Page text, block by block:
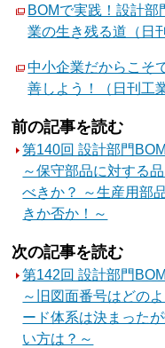
BOMで実践！設計
業の生き残る道（日
中小企業だからこそ
善しよう！（日刊工
前の記事を読む
第140回 設計部門
～保守部品に対する
べきか？ ～生産用部
きか否か！～
次の記事を読む
第142回 設計部門
～旧図面番号はどの
ード体系は決まった
い方は？～